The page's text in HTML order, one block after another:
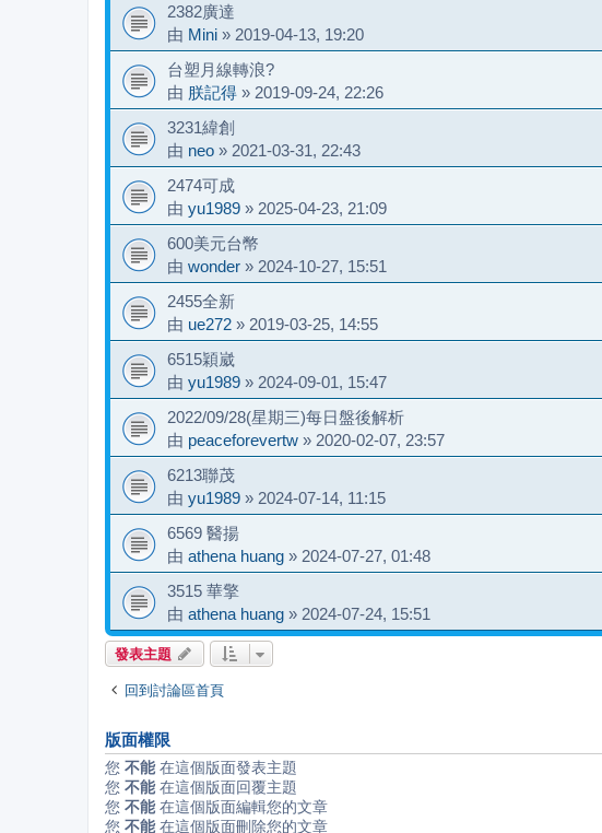
2382廣達
由 Mini » 2019-04-13, 19:20
台塑月線轉浪?
由 朕記得 » 2019-09-24, 22:26
3231緯創
由 neo » 2021-03-31, 22:43
2474可成
由 yu1989 » 2025-04-23, 21:09
600美元台幣
由 wonder » 2024-10-27, 15:51
2455全新
由 ue272 » 2019-03-25, 14:55
6515穎崴
由 yu1989 » 2024-09-01, 15:47
2022/09/28(星期三)每日盤後解析
由 peaceforevertw » 2020-02-07, 23:57
6213聯茂
由 yu1989 » 2024-07-14, 11:15
6569 醫揚
由 athena huang » 2024-07-27, 01:48
3515 華擎
由 athena huang » 2024-07-24, 15:51
發表主題
回到討論區首頁
版面權限
您 不能在這個版面發表主題
您 不能在這個版面回覆主題
您 不能在這個版面編輯您的文章
您 不能在這個版面刪除您的文章